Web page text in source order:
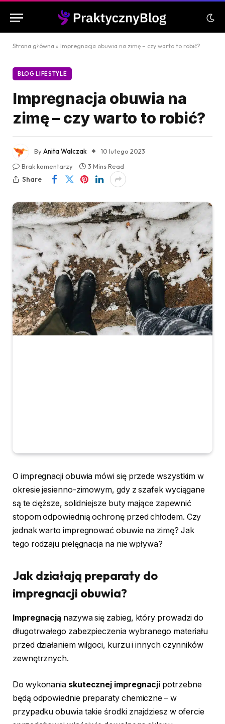
Strona główna » Impregnacja obuwia na zimę – czy warto to robić?
BLOG LIFESTYLE
Impregnacja obuwia na
zimę – czy warto to robić?
ByAnita Walczak
10 lutego 2023
Brak komentarzy
3 Mins Read
Share
O impregnacji obuwia mówi się przede wszystkim w
okresie jesienno-zimowym, gdy z szafek wyciągane
są te cięższe, solidniejsze buty mające zapewnić
stopom odpowiednią ochronę przed chłodem. Czy
jednak warto impregnować obuwie na zimę? Jak
tego rodzaju pielęgnacja na nie wpływa?
Jak działają preparaty do
impregnacji obuwia?
Impregnacją nazywa się zabieg, który prowadzi do
długotrwałego zabezpieczenia wybranego materiału
przed działaniem wilgoci, kurzu i innych czynników
zewnętrznych.
Do wykonania skutecznej impregnacji potrzebne
będą odpowiednie preparaty chemiczne – w
przypadku obuwia takie środki znajdziesz w ofercie